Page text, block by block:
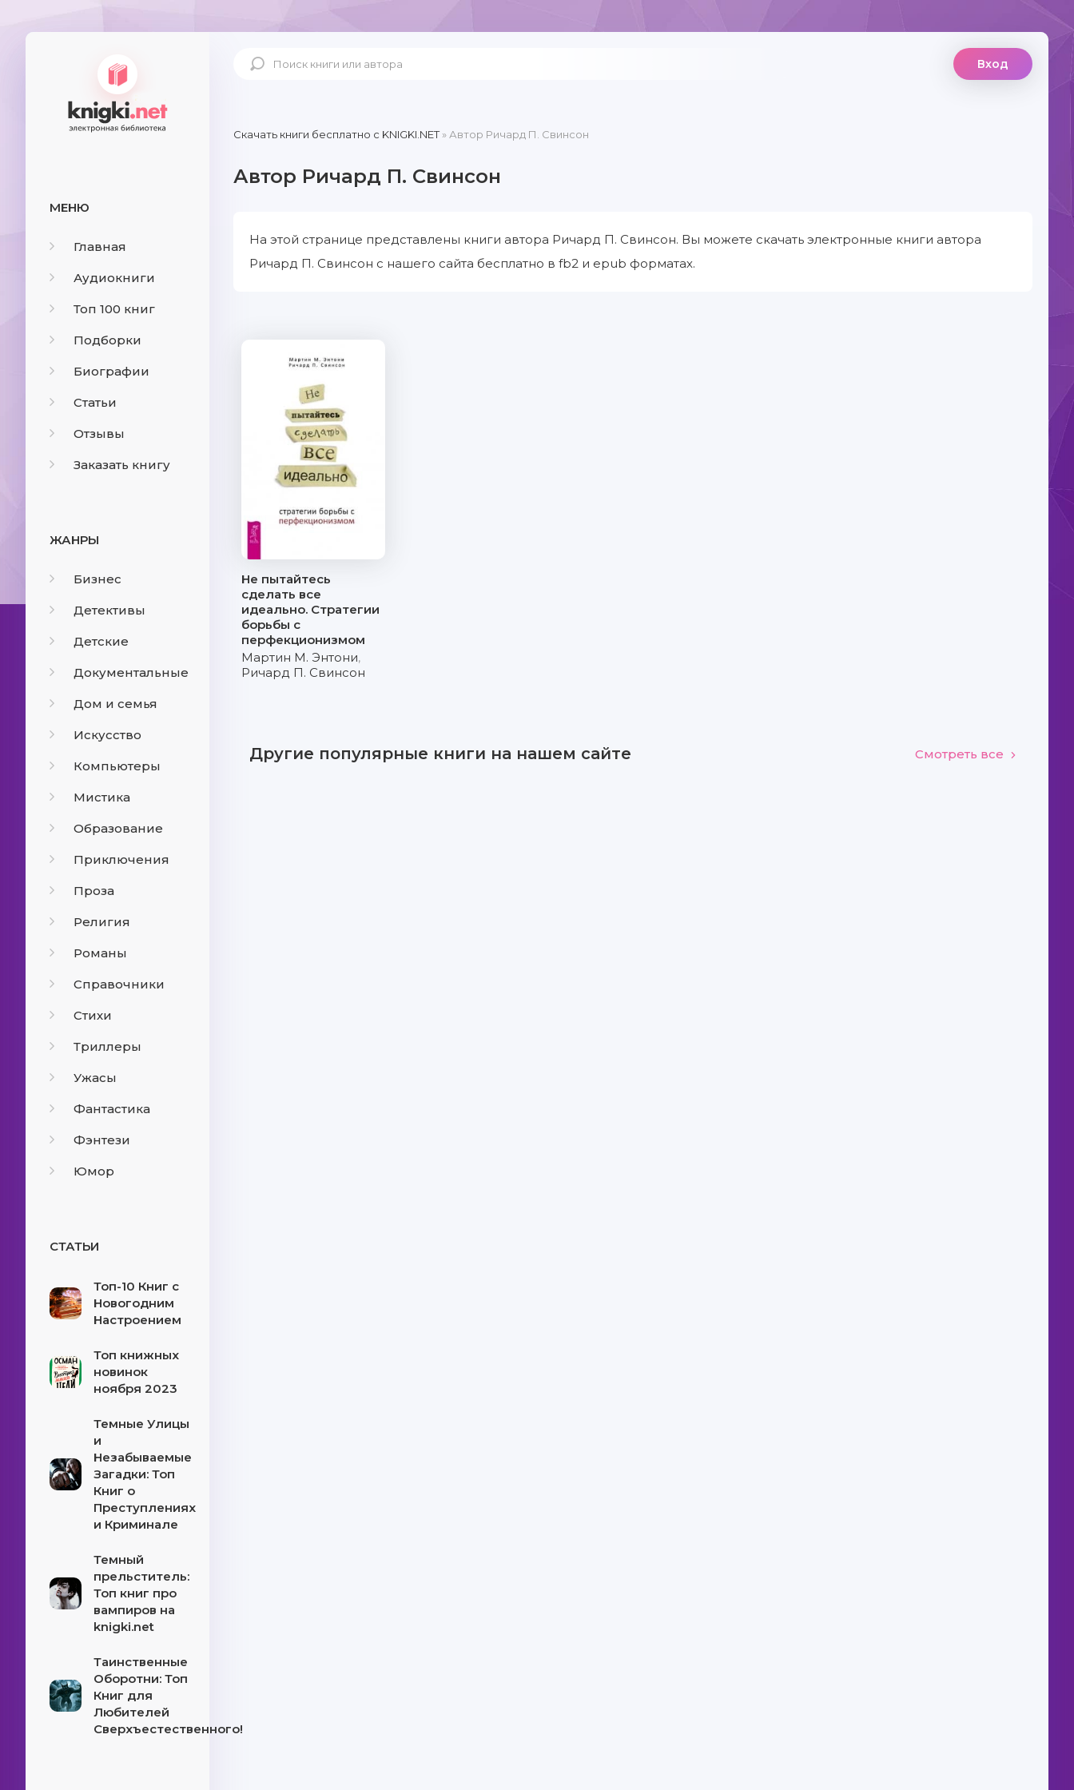
МЕНЮ
Главная
Аудиокниги
Топ 100 книг
Подборки
Биографии
Статьи
Отзывы
Заказать книгу
ЖАНРЫ
Бизнес
Детективы
Детские
Документальные
Дом и семья
Искусство
Компьютеры
Мистика
Образование
Приключения
Проза
Религия
Романы
Справочники
Стихи
Триллеры
Ужасы
Фантастика
Фэнтези
Юмор
СТАТЬИ
Топ-10 Книг с
Новогодним
Настроением
Топ книжных
новинок
ноября 2023
Темные Улицы
и
Незабываемые
Загадки: Топ
Книг о
Преступлениях
и Криминале
Темный
прельститель:
Топ книг про
вампиров на
knigki.net
Таинственные
Оборотни: Топ
Книг для
Любителей
Сверхъестественного!
Вход
Скачать книги бесплатно c KNIGKI.NET» Автор Ричард П. Свинсон
Автор Ричард П. Свинсон
На этой странице представлены книги автора Ричард П. Свинсон. Вы можете скачать электронные книги автора
Ричард П. Свинсон с нашего сайта бесплатно в fb2 и epub форматах.
Не пытайтесь
сделать все
идеально. Стратегии
борьбы с
перфекционизмом
Мартин М. Энтони,
Ричард П. Свинсон
Другие популярные книги на нашем сайте Смотреть все